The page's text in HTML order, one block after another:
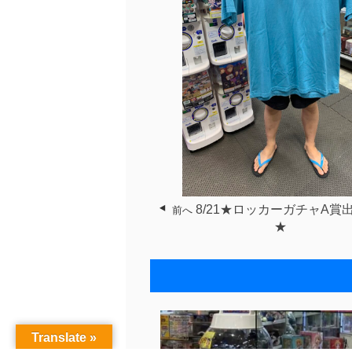
前へ 8/21★ロッカーガチャA賞
★
Translate »